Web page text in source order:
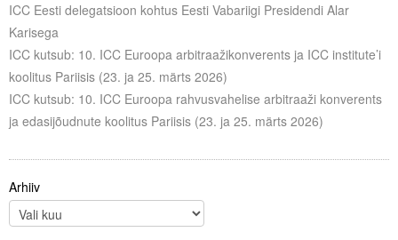
ICC Eesti delegatsioon kohtus Eesti Vabariigi Presidendi Alar
Karisega
ICC kutsub: 10. ICC Euroopa arbitraažikonverents ja ICC institute’i
koolitus Pariisis (23. ja 25. märts 2026)
ICC kutsub: 10. ICC Euroopa rahvusvahelise arbitraaži konverents
ja edasijõudnute koolitus Pariisis (23. ja 25. märts 2026)
Arhiiv